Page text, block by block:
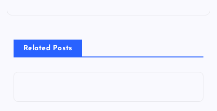
ビ
ゲRelated Posts